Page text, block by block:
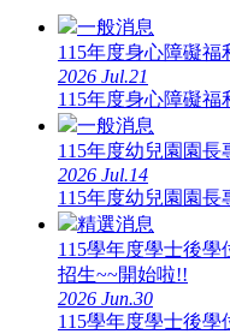
一般消息
115年度身心障礙
2026 Jul.21
115年度身心障礙
一般消息
115年度幼兒園園
2026 Jul.14
115年度幼兒園園
精選消息
115學年度學士後
招生~~開始啦!!
2026 Jun.30
115學年度學士後